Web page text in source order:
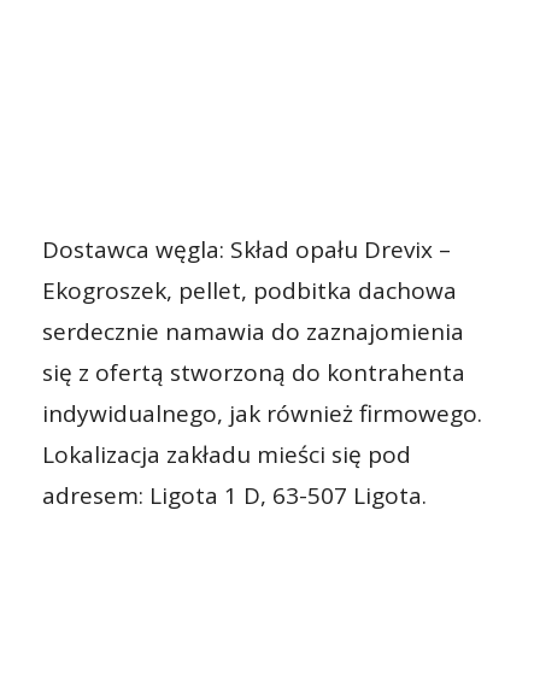
Dostawca węgla: Skład opału Drevix –
Ekogroszek, pellet, podbitka dachowa
serdecznie namawia do zaznajomienia
się z ofertą stworzoną do kontrahenta
indywidualnego, jak również firmowego.
Lokalizacja zakładu mieści się pod
adresem: Ligota 1 D, 63-507 Ligota.